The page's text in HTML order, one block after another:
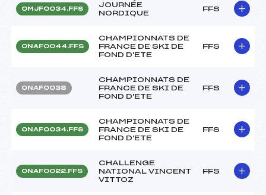
OMJF0034.FFS
JOURNÉE
NORDIQUE
FFS
ONAF0044.FFS
CHAMPIONNATS DE
FRANCE DE SKI DE
FOND D'ETE
FFS
ONAF0038
CHAMPIONNATS DE
FRANCE DE SKI DE
FOND D'ETE
FFS
ONAF0034.FFS
CHAMPIONNATS DE
FRANCE DE SKI DE
FOND D'ETE
FFS
ONAF0022.FFS
CHALLENGE
NATIONAL VINCENT
VITTOZ
FFS